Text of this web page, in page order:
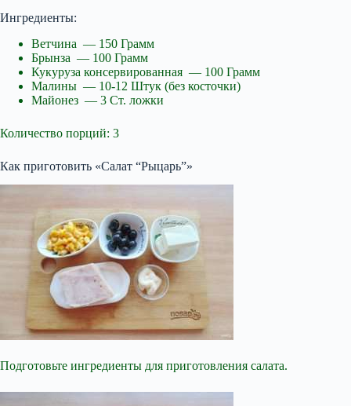
Ингредиенты:
Ветчина — 150 Грамм
Брынза — 100 Грамм
Кукуруза консервированная — 100 Грамм
Малины — 10-12 Штук (без косточки)
Майонез — 3 Ст. ложки
Количество порций: 3
Как приготовить «Салат “Рыцарь”»
Подготовьте ингредиенты для приготовления салата.